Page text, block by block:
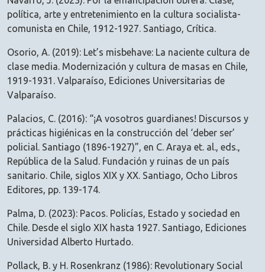
política, arte y entretenimiento en la cultura socialista-
comunista en Chile, 1912-1927. Santiago, Crítica.
Osorio, A. (2019): Let’s misbehave: La naciente cultura de
clase media. Modernización y cultura de masas en Chile,
1919-1931. Valparaíso, Ediciones Universitarias de
Valparaíso.
Palacios, C. (2016): “¡A vosotros guardianes! Discursos y
prácticas higiénicas en la construcción del ‘deber ser’
policial. Santiago (1896-1927)”, en C. Araya et. al., eds.,
República de la Salud. Fundación y ruinas de un país
sanitario. Chile, siglos XIX y XX. Santiago, Ocho Libros
Editores, pp. 139-174.
Palma, D. (2023): Pacos. Policías, Estado y sociedad en
Chile. Desde el siglo XIX hasta 1927. Santiago, Ediciones
Universidad Alberto Hurtado.
Pollack, B. y H. Rosenkranz (1986): Revolutionary Social